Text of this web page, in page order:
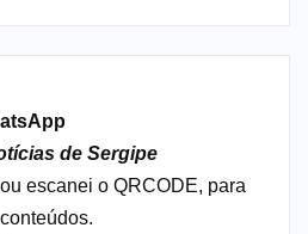
de Sergipe
escanei o QRCODE, para